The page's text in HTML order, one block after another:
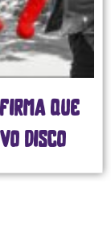
que
disco